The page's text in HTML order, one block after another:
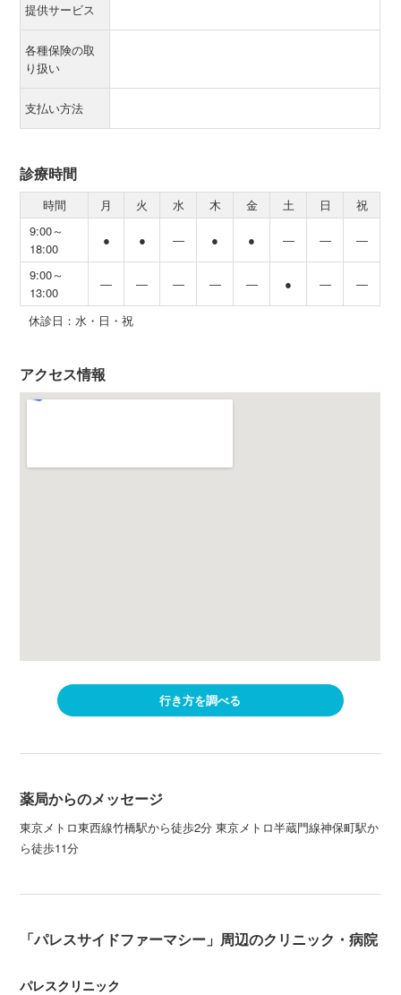
提供サービス
各種保険の取
り扱い
支払い方法
診療時間
時間 月 火 水 木 金 土 日
祝
9:00～
18:00
● ● ― ● ● ― ― ―
9:00～
13:00
― ― ― ― ― ● ― ―
休診日：水・日・祝
アクセス情報
行き方を調べる
薬局からのメッセージ
東京メトロ東西線竹橋駅から徒歩2分 東京メトロ半蔵門線神保町駅か
ら徒歩11分
「パレスサイドファーマシー」周辺のクリニック・病院
パレスクリニック